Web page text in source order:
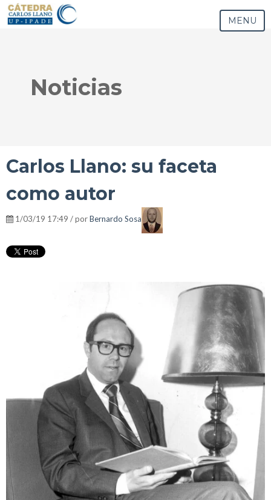
MENU
Noticias
Carlos Llano: su faceta
como autor
1/03/19 17:49 / porBernardo Sosa